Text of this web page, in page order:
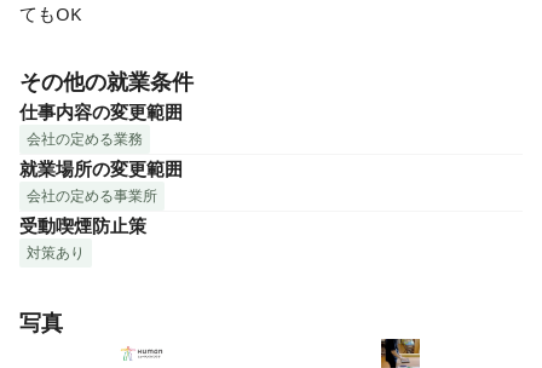
てもOK
その他の就業条件
仕事内容の変更範囲
会社の定める業務
就業場所の変更範囲
会社の定める事業所
受動喫煙防止策
対策あり
写真